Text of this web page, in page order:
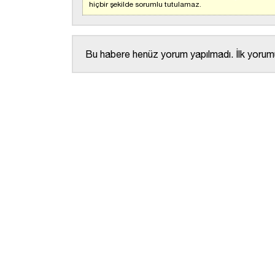
hiçbir şekilde sorumlu tutulamaz.
Bu habere henüz yorum yapılmadı. İlk